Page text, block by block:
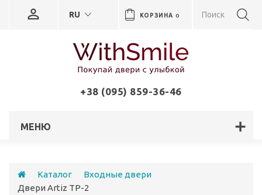
КОРЗИНА 0
RU
+38 (095) 859-36-46
МЕНЮ
Каталог
Входные двери
Двери Artiz ТР-2